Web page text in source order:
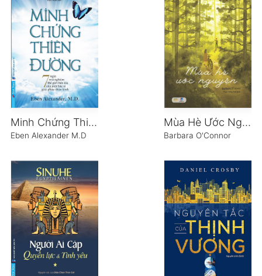
Minh Chứng Thiên Đường
Eben Alexander M.D
Mùa Hè Ước Nguyện
Barbara O'Connor